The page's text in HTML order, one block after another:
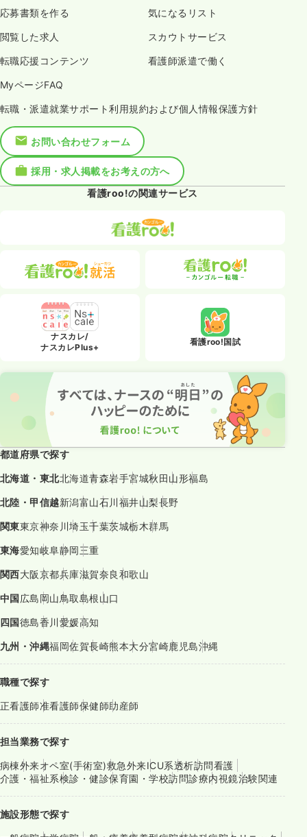
応募書類を作る 気になるリスト
閲覧した求人 スカウトサービス
転職応援コンテンツ 看護師派遣で働く
MyページFAQ
転職・派遣就業サポート利用規約および個人情報保護方針
お問い合わせフォーム
採用・求人掲載をお考えの方へ
看護roo!の関連サービス
ナスカレ/
ナスカレPlus+
看護roo!国試
都道府県で探す
北海道・東北北海道青森岩手宮城秋田山形福島
北陸・甲信越新潟富山石川福井山梨長野
関東東京神奈川埼玉千葉茨城栃木群馬
東海愛知岐阜静岡三重
関西大阪京都兵庫滋賀奈良和歌山
中国広島岡山鳥取島根山口
四国徳島香川愛媛高知
九州・沖縄福岡佐賀長崎熊本大分宮崎鹿児島沖縄
職種で探す
正看護師准看護師保健師助産師
担当業務で探す
病棟外来オペ室(手術室)救急外来ICU系透析訪問看護
介護・福祉系検診・健診保育園・学校訪問診療内視鏡治験関連
施設形態で探す